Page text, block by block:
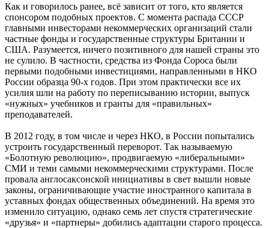
Как и говорилось ранее, всё зависит от того, кто является
спонсором подобных проектов. С момента распада СССР
главными инвесторами некоммерческих организаций стали
частные фонды и государственные структуры Британии и
США. Разумеется, ничего позитивного для нашей страны это
не сулило. В частности, средства из Фонда Сороса были
первыми подобными инвестициями, направленными в НКО
России образца 90-х годов. При этом практически все их
усилия шли на работу по переписыванию истории, выпуск
«нужных» учебников и гранты для «правильных»
преподавателей.
В 2012 году, в том числе и через НКО, в России попытались
устроить государственный переворот. Так называемую
«Болотную революцию», продвигаемую «либеральными»
СМИ и теми самыми некоммерческими структурами. После
провала англосаксонской инициативы в свет вышли новые
законы, ограничивающие участие иностранного капитала в
уставных фондах общественных объединений. На время это
изменило ситуацию, однако семь лет спустя стратегические
«друзья» и «партнеры» добились адаптации старого процесса.